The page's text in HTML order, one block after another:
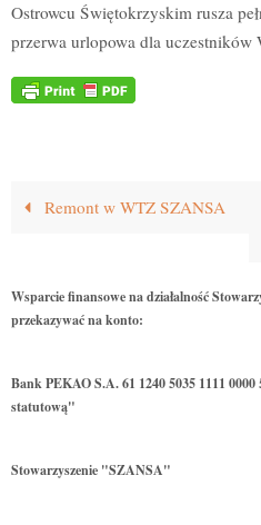
Ostrowcu Świętokrzyskim rusza
przerwa urlopowa dla uczestników
Remont w WTZ SZANSA
Wsparcie finansowe na działalność
przekazywać na konto:
Bank PEKAO S.A. 61 1240 5035 1111
statutową"
Stowarzyszenie "SZANSA"